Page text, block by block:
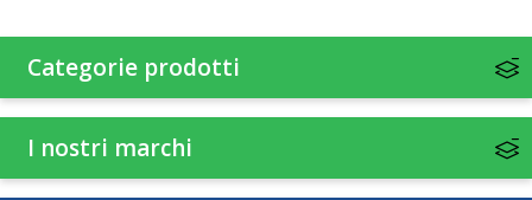
Associazioni minerali-vitamine-aminoacidi
Associazioni vitamine-aminoacidi
Associazioni vitamine-proteine
Categorie prodotti
I nostri marchi